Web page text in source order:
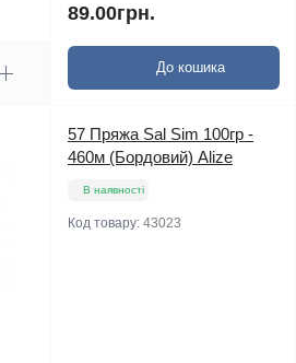
89.00грн.
До кошика
57 Пряжа Sal Sim 100гр -
460м (Бордовий) Alize
В наявності
Код товару: 43023